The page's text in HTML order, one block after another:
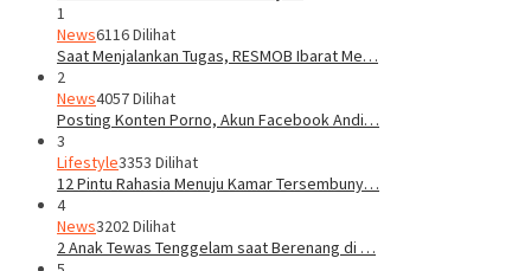
1
News6116 Dilihat
Saat Menjalankan Tugas, RESMOB Ibarat Me…
2
News4057 Dilihat
Posting Konten Porno, Akun Facebook Andi…
3
Lifestyle3353 Dilihat
12 Pintu Rahasia Menuju Kamar Tersembuny…
4
News3202 Dilihat
2 Anak Tewas Tenggelam saat Berenang di …